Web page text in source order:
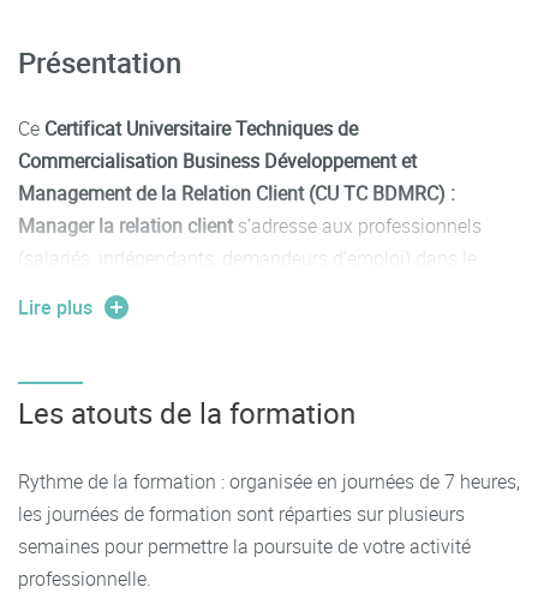
Présentation
Ce Certificat Universitaire Techniques de
Commercialisation Business Développement et
Management de la Relation Client (CU TC BDMRC) :
Manager la relation clients’adresse aux professionnels
(salariés, indépendants, demandeurs d’emploi) dans le
domaine du marketing et de la vente souhaitent développer
leurs compétences professionnelles ou obtenir un Bac+3 :
Responsable marketing digital, responsable
d’entreprise, assistant e-marketing, animateur
manager.
Chargé de clientèle, chargé de communication E-
Boutique, vendeur, assistant chef de rayon, métiers du
Lire plus
Les atouts de la formation
Rythme de la formation : organisée en journées de 7 heures,
les journées de formation sont réparties sur plusieurs
semaines pour permettre la poursuite de votre activité
professionnelle.